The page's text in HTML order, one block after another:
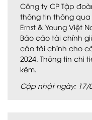
Công ty CP Tập
thông tin thông qua
Ernst & Young Việt
Báo cáo tài chính
cáo tài chính cho
2024. Thông tin chi
kèm.
Cập nhật ngày: 17/